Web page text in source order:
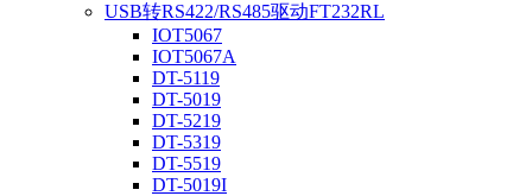
USB转RS422/RS485驱动FT232RL
IOT5067
IOT5067A
DT-5119
DT-5019
DT-5219
DT-5319
DT-5519
DT-5019I